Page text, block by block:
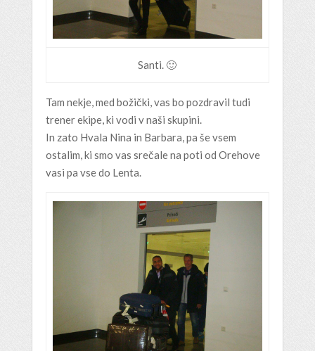
Santi. 🙂
Tam nekje, med božički, vas bo pozdravil tudi
trener ekipe, ki vodi v naši skupini.
In zato Hvala Nina in Barbara, pa še vsem
ostalim, ki smo vas srečale na poti od Orehove
vasi pa vse do Lenta.